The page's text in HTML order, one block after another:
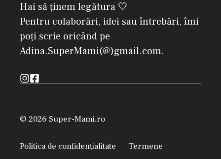
Hai să ținem legătura 🤍
Pentru colaborări, idei sau întrebări, îmi
poți scrie oricând pe
Adina.SuperMami(@)gmail.com.
© 2026 Super-Mami.ro
Politica de confidențialitate Termene